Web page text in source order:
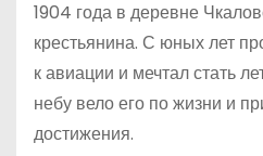
1904 года в деревне
крестьянина. С юных лет
к авиации и мечтал стать
небу вело его по жизни и
достижения.